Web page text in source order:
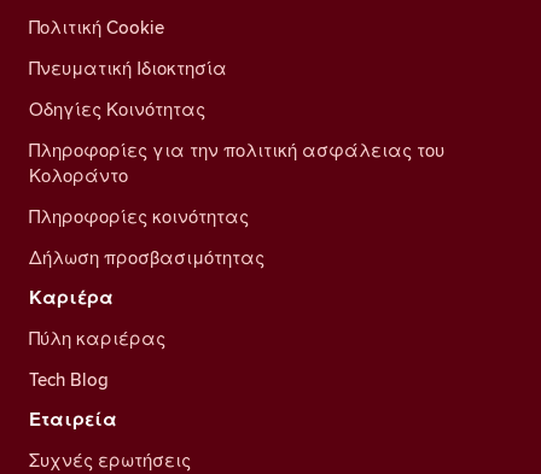
Πολιτική Cookie
Πνευματική Ιδιοκτησία
Οδηγίες Κοινότητας
Πληροφορίες για την πολιτική ασφάλειας του
Κολοράντο
Πληροφορίες κοινότητας
Δήλωση προσβασιμότητας
Καριέρα
Πύλη καριέρας
Tech Blog
Εταιρεία
Συχνές ερωτήσεις